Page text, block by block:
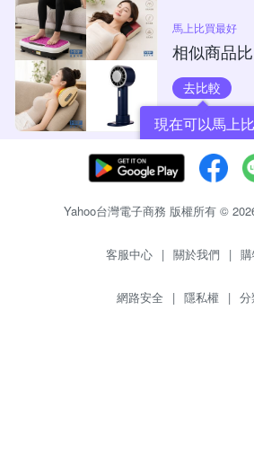
馬上比買最好
相似商品
去比較
現在可以馬上
Yahoo台灣電子商務 版權所有 ©
客服中心 | 關於我們 |
網路安全 | 隱私權 | 分